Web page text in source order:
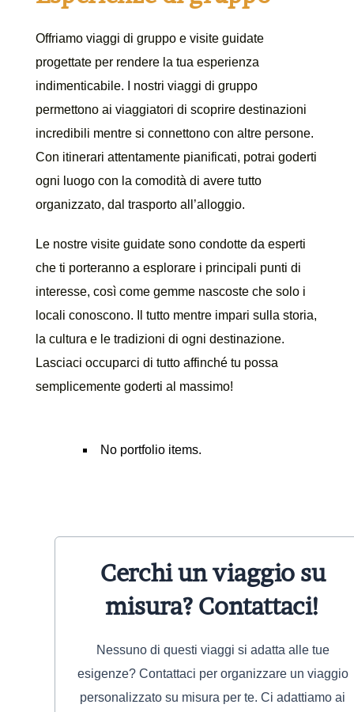
Offriamo viaggi di gruppo e visite guidate
progettate per rendere la tua esperienza
indimenticabile. I nostri viaggi di gruppo
permettono ai viaggiatori di scoprire destinazioni
incredibili mentre si connettono con altre persone.
Con itinerari attentamente pianificati, potrai goderti
ogni luogo con la comodità di avere tutto
organizzato, dal trasporto all’alloggio.
Le nostre visite guidate sono condotte da esperti
che ti porteranno a esplorare i principali punti di
interesse, così come gemme nascoste che solo i
locali conoscono. Il tutto mentre impari sulla storia,
la cultura e le tradizioni di ogni destinazione.
Lasciaci occuparci di tutto affinché tu possa
semplicemente goderti al massimo!
No portfolio items.
Cerchi un viaggio su
misura? Contattaci!
Nessuno di questi viaggi si adatta alle tue
esigenze? Contattaci per organizzare un viaggio
personalizzato su misura per te. Ci adattiamo ai